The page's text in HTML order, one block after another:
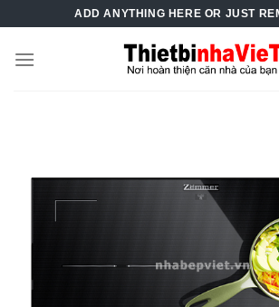
content
ADD ANYTHING HERE OR JUST